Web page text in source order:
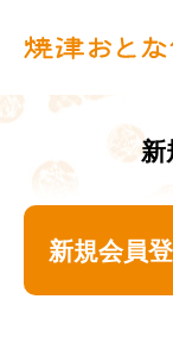
新
新規会員